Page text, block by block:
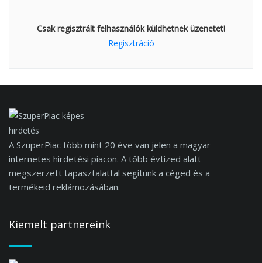
Csak regisztrált felhasználók küldhetnek üzenetet!
Regisztráció
A SzuperPiac több mint 20 éve van jelen a magyar
internetes hirdetési piacon. A több évtized alatt
megszerzett tapasztalattal segítünk a céged és a
termékeid reklámozásában.
Kiemelt partnereink